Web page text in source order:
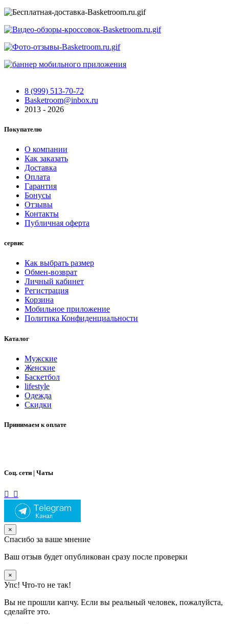
8 (999) 513-70-72
Basketroom@inbox.ru
2013 - 2026
Покупателю
О компании
Как заказать
Доставка
Оплата
Гарантия
Бонусы
Отзывы
Контакты
Публичная оферта
сервис
Как выбрать размер
Обмен-возврат
Личный кабинет
Регистрация
Корзина
Мобильное приложение
Политика Конфиденциальности
Каталог
Мужские
Женские
Баскетбол
lifestyle
Одежда
Скидки
Принимаем к оплате
Соц. сети | Чаты
×
Спасибо за ваше мнение
Ваш отзыв будет опубликован сразу после проверки
×
Упс! Что-то не так!
Вы не прошли капчу. Если вы реальный человек, пожалуйста,
сделайте это.